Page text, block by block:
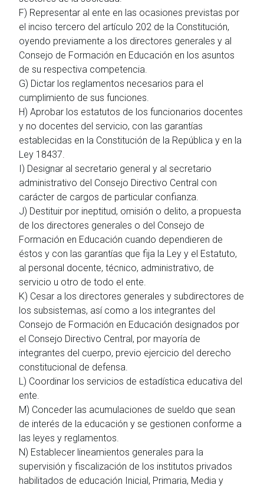
F) Representar al ente en las ocasiones previstas por
el inciso tercero del artículo 202 de la Constitución,
oyendo previamente a los directores generales y al
Consejo de Formación en Educación en los asuntos
de su respectiva competencia.
G) Dictar los reglamentos necesarios para el
cumplimiento de sus funciones.
H) Aprobar los estatutos de los funcionarios docentes
y no docentes del servicio, con las garantías
establecidas en la Constitución de la República y en la
Ley 18437.
I) Designar al secretario general y al secretario
administrativo del Consejo Directivo Central con
carácter de cargos de particular confianza.
J) Destituir por ineptitud, omisión o delito, a propuesta
de los directores generales o del Consejo de
Formación en Educación cuando dependieren de
éstos y con las garantías que fija la Ley y el Estatuto,
al personal docente, técnico, administrativo, de
servicio u otro de todo el ente.
K) Cesar a los directores generales y subdirectores de
los subsistemas, así como a los integrantes del
Consejo de Formación en Educación designados por
el Consejo Directivo Central, por mayoría de
integrantes del cuerpo, previo ejercicio del derecho
constitucional de defensa.
L) Coordinar los servicios de estadística educativa del
ente.
M) Conceder las acumulaciones de sueldo que sean
de interés de la educación y se gestionen conforme a
las leyes y reglamentos.
N) Establecer lineamientos generales para la
supervisión y fiscalización de los institutos privados
habilitados de educación Inicial, Primaria, Media y